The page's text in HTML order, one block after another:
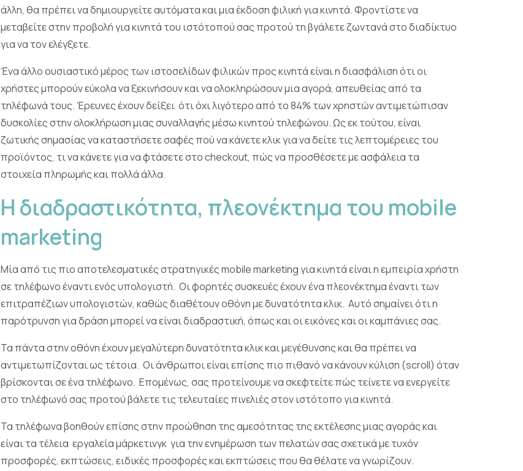
άλλη, θα πρέπει να δημιουργείτε αυτόματα και μια έκδοση φιλική για κινητά. Φροντίστε να
μεταβείτε στην προβολή για κινητά του ιστότοπού σας προτού τη βγάλετε ζωντανά στο διαδίκτυο
για να τον ελέγξετε.
Ένα άλλο ουσιαστικό μέρος των ιστοσελίδων φιλικών προς κινητά είναι η διασφάλιση ότι οι
χρήστες μπορούν εύκολα να ξεκινήσουν και να ολοκληρώσουν μια αγορά, απευθείας από τα
τηλέφωνά τους. Έρευνες έχουν δείξει ότι όχι λιγότερο από το 84% των χρηστών αντιμετώπισαν
δυσκολίες στην ολοκλήρωση μιας συναλλαγής μέσω κινητού τηλεφώνου. Ως εκ τούτου, είναι
ζωτικής σημασίας να καταστήσετε σαφές πού να κάνετε κλικ για να δείτε τις λεπτομέρειες του
προϊόντος, τι να κάνετε για να φτάσετε στο checkout, πώς να προσθέσετε με ασφάλεια τα
στοιχεία πληρωμής και πολλά άλλα.
Η διαδραστικότητα, πλεονέκτημα του mobile
marketing
Μία από τις πιο αποτελεσματικές στρατηγικές mobile marketing για κινητά είναι η εμπειρία χρήστη
σε τηλέφωνο έναντι ενός υπολογιστή. Οι φορητές συσκευές έχουν ένα πλεονέκτημα έναντι των
επιτραπέζιων υπολογιστών, καθώς διαθέτουν οθόνη με δυνατότητα κλικ. Αυτό σημαίνει ότι η
παρότρυνση για δράση μπορεί να είναι διαδραστική, όπως και οι εικόνες και οι καμπάνιες σας.
Τα πάντα στην οθόνη έχουν μεγαλύτερη δυνατότητα κλικ και μεγέθυνσης και θα πρέπει να
αντιμετωπίζονται ως τέτοια. Οι άνθρωποι είναι επίσης πιο πιθανό να κάνουν κύλιση (scroll) όταν
βρίσκονται σε ένα τηλέφωνο. Επομένως, σας προτείνουμε να σκεφτείτε πώς τείνετε να ενεργείτε
στο τηλέφωνό σας προτού βάλετε τις τελευταίες πινελιές στον ιστότοπο για κινητά.
Τα τηλέφωνα βοηθούν επίσης στην προώθηση της αμεσότητας της εκτέλεσης μιας αγοράς και
είναι τα τέλεια εργαλεία μάρκετινγκ για την ενημέρωση των πελατών σας σχετικά με τυχόν
προσφορές, εκπτώσεις, ειδικές προσφορές και εκπτώσεις που θα θέλατε να γνωρίζουν.